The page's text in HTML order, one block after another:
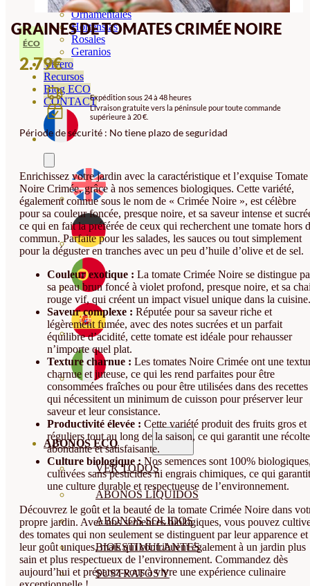
Ornamentales
Hortensias
Rosales
Geranios
Vivero
Recursos
Blog ECO
CONTACT
ABONOS ECO
VER TODOS
ABONOS LÍQUIDOS
ABONOS SOLIDOS
BIOESTIMULANTES
SUSTRATOS Y
GRAINES DE TOMATES CRIMÉE NOIRE
ÉCO
2.79€
Expédition sous 24 à 48 heures
Livraison gratuite vers la péninsule pour toute commande
supérieure à 20 €.
Période de sécurité : No tiene plazo de seguridad
Enrichissez votre jardin avec la caractéristique et l’exquise Tomate
Noire Crimée, grâce à nos semences biologiques. Cette variété,
également connue sous le nom de « Crimée Noire », est célèbre
pour sa couleur foncée, presque noire, et sa saveur intense et
ce qui en fait la préférée de ceux qui recherchent une tomate hors
commun. Parfaite pour les salades, les sauces ou tout simplement
pour la déguster en tranches avec un peu d’huile d’olive et de sel.
Couleur exotique : La tomate Crimée Noire se distingue
sa peau brun foncé à violet profond, presque noire, et sa
rouge vif, qui créent un impact visuel unique dans la cuisine.
Saveur complexe : Réputée pour sa saveur riche et
légèrement fumée, avec des notes sucrées et un parfait
équilibre d’acidité, cette tomate est idéale pour rehausser
n’importe quel plat.
Texture charnue : Les tomates Noire Crimée ont une
charnue et juteuse, ce qui les rend parfaites pour être
consommées fraîches ou pour être utilisées dans des recettes
qui nécessitent un minimum de cuisson pour préserver leur
saveur et leur consistance.
Productivité élevée : Cette variété produit des fruits gros et
réguliers tout au long de la saison, ce qui garantit une récolte
abondante et satisfaisante.
Culture biologique : Nos semences sont 100%
cultivées sans pesticides ni engrais chimiques, ce qui garantit
une culture durable et respectueuse de l’environnement.
Découvrez le goût et la beauté de la tomate Crimée Noire dans
propre jardin. Avec nos semences biologiques, vous pouvez
des tomates qui non seulement se distinguent par leur apparence et
leur goût uniques, mais qui contribuent également à un jardin plus
sain et plus respectueux de l’environnement. Commandez dès
aujourd’hui et préparez-vous à vivre une expérience culinaire